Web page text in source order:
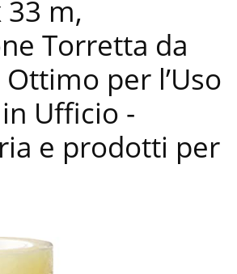
m,
Torretta da
Ottimo per l’Uso
Ufficio -
e prodotti per